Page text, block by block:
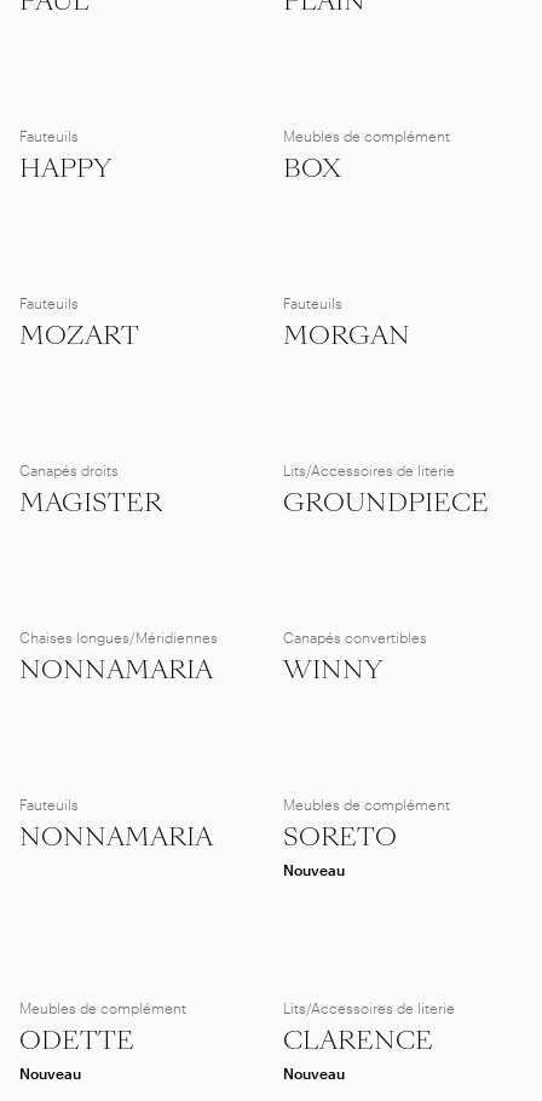
Fauteuils
HAPPY
Meubles de complément
BOX
Fauteuils
MOZART
Fauteuils
MORGAN
Canapés droits
MAGISTER
Lits/Accessoires de literie
GROUNDPIECE
Chaises longues/Méridiennes
NONNAMARIA
Canapés convertibles
WINNY
Fauteuils
NONNAMARIA
Meubles de complément
SORETO
Nouveau
Meubles de complément
ODETTE
Nouveau
Lits/Accessoires de literie
CLARENCE
Nouveau